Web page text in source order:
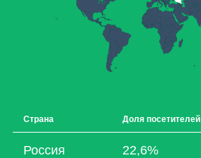
Страна Доля посетителей
Россия 22,6%